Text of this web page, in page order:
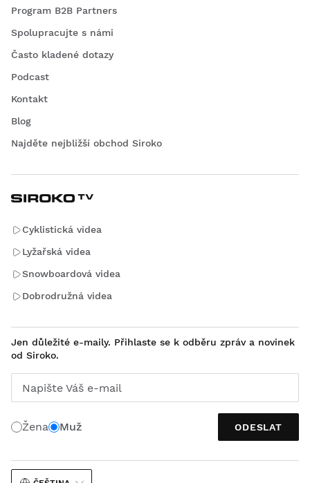
Program B2B Partners
Spolupracujte s námi
Často kladené dotazy
Podcast
Kontakt
Blog
Najděte nejbližší obchod Siroko
Cyklistická videa
Lyžařská videa
Snowboardová videa
Dobrodružná videa
Jen důležité e-maily. Přihlaste se k odběru zpráv a novinek
od Siroko.
Napište Váš e-mail
Žena Muž ODESLAT